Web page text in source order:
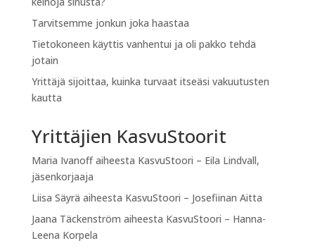
Tarvitsemme jonkun joka haastaa
Tietokoneen käyttis vanhentui ja oli pakko tehdä
jotain
Yrittäjä sijoittaa, kuinka turvaat itseäsi vakuutusten
kautta
Yrittäjien KasvuStoorit
Maria Ivanoffaiheesta KasvuStoori – Eila Lindvall,
jäsenkorjaaja
Liisa Säyrä aiheesta KasvuStoori – Josefiinan Aitta
Jaana Täckenström aiheesta KasvuStoori – Hanna-
Leena Korpela